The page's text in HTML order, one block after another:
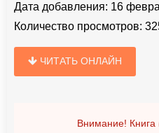
Дата добавления: 16
Количество просмотров:
ЧИТАТЬ ОНЛАЙН
Внимание! Книга